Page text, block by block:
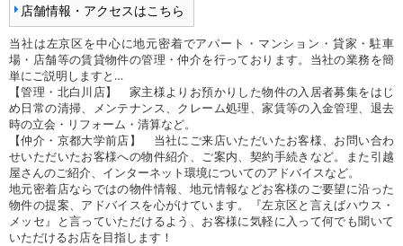
店舗情報・アクセスはこちら
当社は左京区を中心に地元密着でアパート・マンション・貸家・駐車
場・店舗等の賃貸物件の管理・仲介を行っております。当社の業務を簡
単にご説明しますと…
【管理・北白川店】 家主様よりお預かりした物件の入居者募集をはじ
め日常の清掃、メンテナンス、クレーム処理、家賃等の入金管理、退去
時の立会・リフォーム・清算など。
【仲介・京都大学前店】 当社にご来店いただいたお客様、お問い合わ
せいただいたお客様への物件紹介、ご案内、契約手続きなど。また引越
屋さんのご紹介、インターネット環境についてのアドバイスなど。
地元密着店ならではの物件情報、地元情報などお客様のご要望に沿った
物件の提案、アドバイスを心がけています。『左京区と言えばハウス・
メッセ』と言っていただけるよう、お客様に気軽に入って何でも聞いて
いただけるお店を目指します！